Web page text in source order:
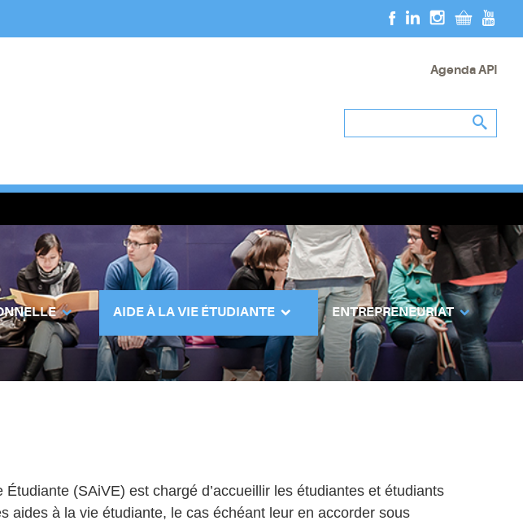
Agenda API
AIDE À LA VIE ÉTUDIANTE ENTREPRENEURIAT
Étudiante (SAiVE) est chargé d’accueillir les étudiantes et étudiants
aides à la vie étudiante, le cas échéant leur en accorder sous